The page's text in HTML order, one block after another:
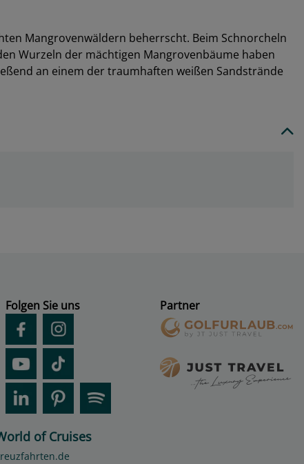
Mangrovenwäldern beherrscht. Beim Schnorcheln
Wurzeln der mächtigen Mangrovenbäume haben
an einem der traumhaften weißen Sandstrände
Folgen Sie uns Partner
of Cruises